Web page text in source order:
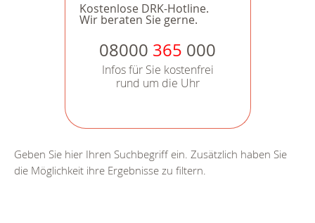
Kostenlose DRK-Hotline.
Wir beraten Sie gerne.
08000 365 000
Infos für Sie kostenfrei
rund um die Uhr
Geben Sie hier Ihren Suchbegriff ein. Zusätzlich haben Sie
die Möglichkeit ihre Ergebnisse zu filtern.